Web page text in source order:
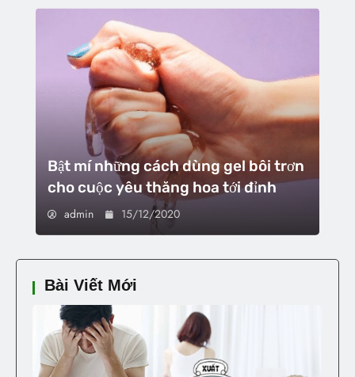
Bật mí những cách dùng gel bôi trơn
cho cuộc yêu thăng hoa tới đỉnh
admin 15/12/2020
Bài Viết Mới